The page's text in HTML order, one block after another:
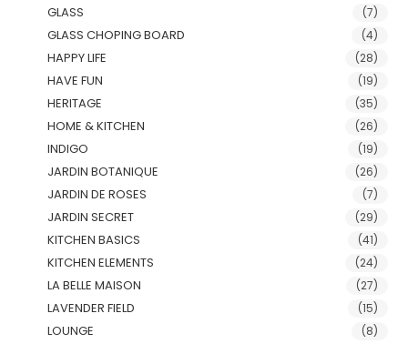
GLASS (7)
GLASS CHOPING BOARD (4)
HAPPY LIFE (28)
HAVE FUN (19)
HERITAGE (35)
HOME & KITCHEN (26)
INDIGO (19)
JARDIN BOTANIQUE (26)
JARDIN DE ROSES (7)
JARDIN SECRET (29)
KITCHEN BASICS (41)
KITCHEN ELEMENTS (24)
LA BELLE MAISON (27)
LAVENDER FIELD (15)
LOUNGE (8)